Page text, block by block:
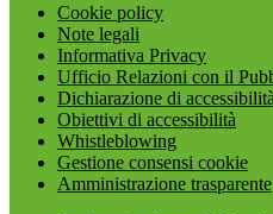
Cookie policy
Note legali
Informativa Privacy
Ufficio Relazioni con il
Dichiarazione di accessibilità
Obiettivi di accessibilità
Whistleblowing
Gestione consensi cookie
Amministrazione trasparente